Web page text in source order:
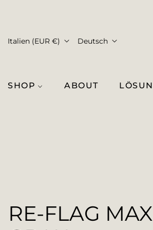
Italien (EUR €) Deutsch
SHOP ABOUT
RE-FLAG